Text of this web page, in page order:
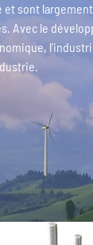
sont
Avec le